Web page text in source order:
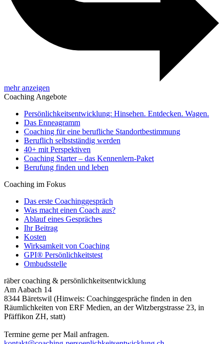
mehr anzeigen
Coaching Angebote
Persönlichkeitsentwicklung: Hinsehen. Entdecken. Wagen.
Das Enneagramm
Coaching für eine berufliche Standortbestimmung
Beruflich selbstständig werden
40+ mit Perspektiven
Coaching Starter – das Kennenlern-Paket
Berufung finden und leben
Coaching im Fokus
Das erste Coachinggespräch
Was macht einen Coach aus?
Ablauf eines Gespräches
Ihr Beitrag
Kosten
Wirksamkeit von Coaching
GPI® Persönlichkeitstest
Ombudsstelle
räber coaching & persönlichkeitsentwicklung
Am Aabach 14
8344 Bäretswil (Hinweis: Coachinggespräche finden in den
Räumlichkeiten von ERF Medien, an der Witzbergstrasse 23, in
Pfäffikon ZH, statt)
Termine gerne per Mail anfragen.